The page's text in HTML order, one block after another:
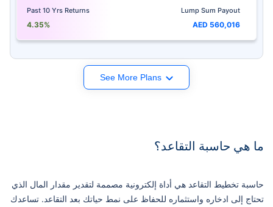
Past 10 Yrs Returns
4.35%
Lump Sum Payout
AED 560,016
See More Plans
ما هي حاسبة التقاعد؟
حاسبة تخطيط التقاعد هي أداة إلكترونية مصممة لتقدير مقدار المال الذي
تحتاج إلى ادخاره واستثماره للحفاظ على نمط حياتك بعد التقاعد. تساعدك